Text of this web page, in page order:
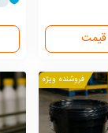
فروشنده ویژه